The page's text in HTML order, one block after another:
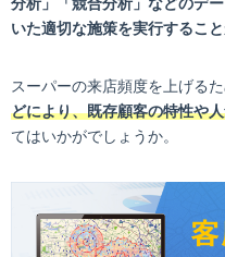
いた適切な施策を実行するこ
スーパーの来店頻度を上げるた
どにより、既存顧客の特性や
てはいかがでしょうか。